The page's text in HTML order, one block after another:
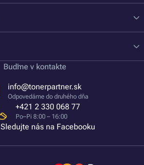
Buďme v kontakte
info@tonerpartner.sk
Odpovedáme do druhého dňa
+421 2 330 068 77
Po–Pi 8:00 – 16:00
Sledujte nás na Facebooku